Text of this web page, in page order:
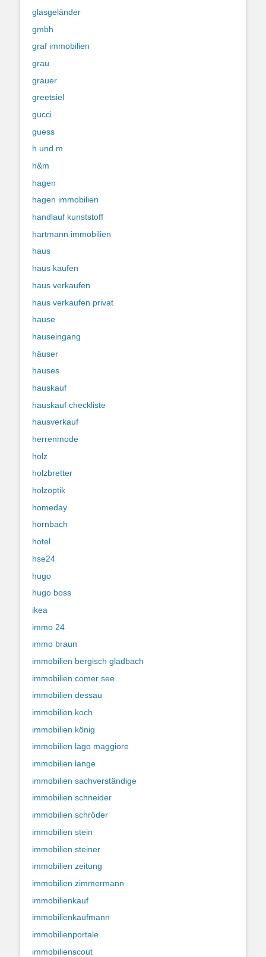
glasgeländer
gmbh
graf immobilien
grau
grauer
greetsiel
gucci
guess
h und m
h&m
hagen
hagen immobilien
handlauf kunststoff
hartmann immobilien
haus
haus kaufen
haus verkaufen
haus verkaufen privat
hause
hauseingang
häuser
hauses
hauskauf
hauskauf checkliste
hausverkauf
herrenmode
holz
holzbretter
holzoptik
homeday
hornbach
hotel
hse24
hugo
hugo boss
ikea
immo 24
immo braun
immobilien bergisch gladbach
immobilien comer see
immobilien dessau
immobilien koch
immobilien könig
immobilien lago maggiore
immobilien lange
immobilien sachverständige
immobilien schneider
immobilien schröder
immobilien stein
immobilien steiner
immobilien zeitung
immobilien zimmermann
immobilienkauf
immobilienkaufmann
immobilienportale
immobilienscout